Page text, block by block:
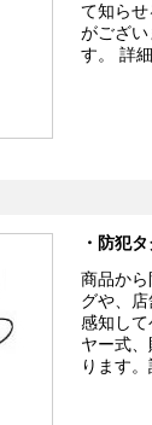
て知ら
がござい
す。 詳
・防犯
商品か
グや、
感知し
ヤー式
ります